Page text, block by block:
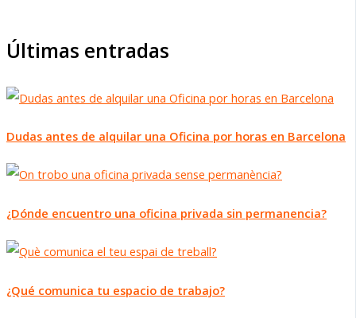
Últimas entradas
Dudas antes de alquilar una Oficina por horas en Barcelona
¿Dónde encuentro una oficina privada sin permanencia?
¿Qué comunica tu espacio de trabajo?